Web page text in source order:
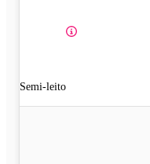
Semi-leito